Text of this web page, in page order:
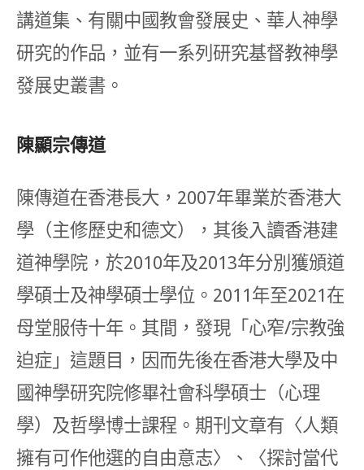
講道集、有關中國教會發展史、華人神學
研究的作品，並有一系列研究基督教神學
發展史叢書。
陳顯宗傳道
陳傳道在香港長大，2007年畢業於香港大
學（主修歷史和德文），其後入讀香港建
道神學院，於2010年及2013年分別獲頒道
學碩士及神學碩士學位。2011年至2021在
母堂服侍十年。其間，發現「心窄/宗教強
迫症」這題目，因而先後在香港大學及中
國神學研究院修畢社會科學碩士（心理
學）及哲學博士課程。期刊文章有〈人類
擁有可作他選的自由意志〉、〈探討當代